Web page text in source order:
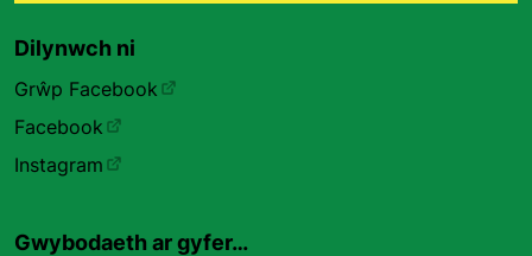
Dilynwch ni
Grŵp Facebook
Facebook
Instagram
Gwybodaeth ar gyfer…